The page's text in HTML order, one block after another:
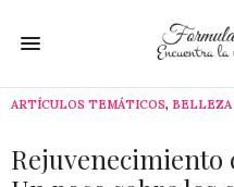
ARTÍCULOS TEMÁTICOS, BELLEZA
Rejuvenecimiento